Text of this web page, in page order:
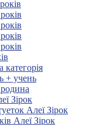
категорія
+ учень
Зірок
Алеї Зірок
Алеї Зірок